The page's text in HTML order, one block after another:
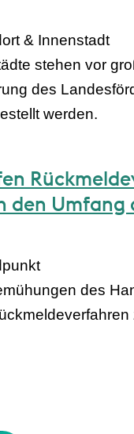
& Innenstadt
stehen vor
des
werden.
den Umfang
des